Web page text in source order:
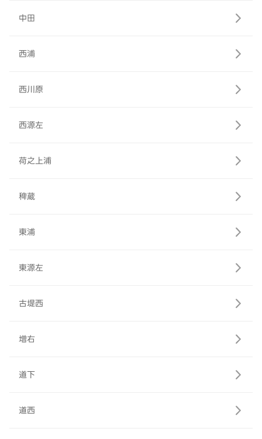
中田
西浦
西川原
西源左
荷之上浦
稗蔵
東浦
東源左
古堤西
増右
道下
道西